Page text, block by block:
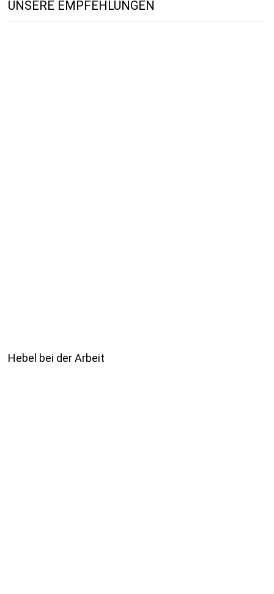
UNSERE EMPFEHLUNGEN
Hebel bei der Arbeit